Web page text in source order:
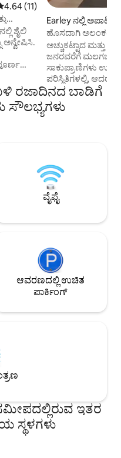
ರಲ್ಲಿ 4.64 ಸರಾಸರಿ ರೇಟಿಂಗ್, 11
4.64 (11)
ಶೈಲಿ
ಪೂರ್ಣ
Earley ನಲ್ಲಿ
ಹೊಸದಾಗಿ
ಅಚ್ಚುಕಟ್ಟಾದ ಮತ್ತು
ಜನರವರೆಗೆ
ಸಾಕುಪ್ರಾಣಿಗಳು ಉಚಿತ
ಪರಿಸ್ಥಿತಿಗಳಲ್ಲಿ, ಆದರೆ
ಧೂಮಪಾನ
ಸೂಟ್, ಅಡುಗೆಮನೆ
ಹೊಂದಿದ್ದೀರಿ,
ಸ್ಥಳವನ್ನು ನಿಮ್ಮ
ನಿಮಗೆ ಸ್ವಾಗತ.
ವಿನಯಶೀಲತೆ ನಾನು
ರಜಾದಿನದ ಬಾಡಿಗೆ
ಸೌಲಭ್ಯಗಳು
ವೈಫೈ
ಆವರಣದಲ್ಲಿ ಉಚಿತ
ಪಾರ್ಕಿಂಗ್
ಇತರ
ಸ್ಥಳಗಳು